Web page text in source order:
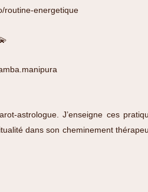
routine-energetique
astrologue. J’enseigne ces
dans son cheminement